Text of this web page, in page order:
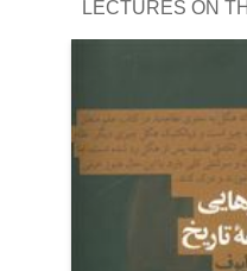
LECTURES ON